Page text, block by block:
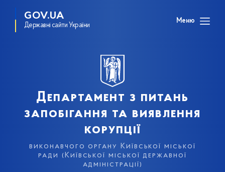
GOV.UA
Державні сайти України
Меню
Департамент з питань
запобігання та виявлення
корупції
виконавчого органу Київської міської
ради (Київської міської державної
адміністрації)